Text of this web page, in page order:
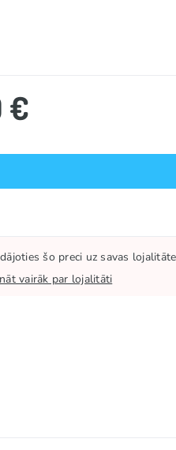
€
šo preci uz savas
vairāk par lojalitāti